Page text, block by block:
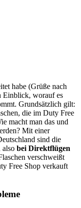
habe (Grüße nach
Einblick, worauf es
Grundsätzlich gilt:
die im Duty Free
macht man das und
Mit einer
sind die
also bei Direktflügen
verschweißt
Free Shop verkauft